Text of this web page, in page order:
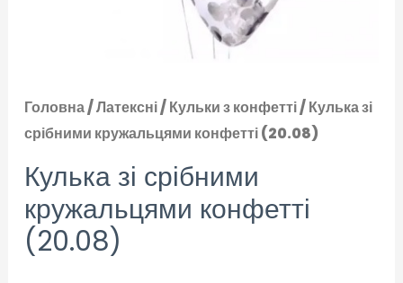
Головна/Латексні/Кульки з конфетті/ Кулька зі
срібними кружальцями конфетті (20.08)
Кулька зі срібними
кружальцями конфетті
(20.08)